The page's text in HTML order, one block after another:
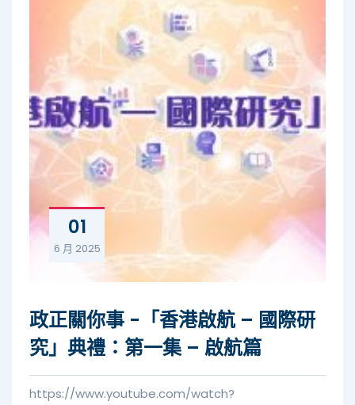
01
6 月 2025
政正關你事 -「香港啟航 – 國際研
究」典禮：第一集 – 啟航篇
https://www.youtube.com/watch?